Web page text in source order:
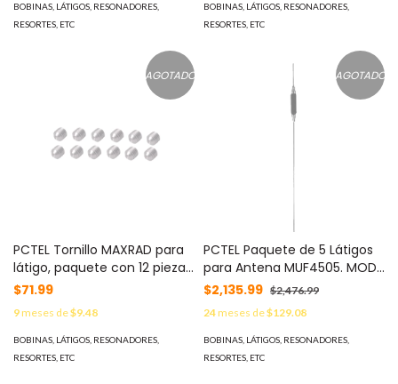
BOBINAS, LÁTIGOS, RESONADORES,
RESORTES, ETC
BOBINAS, LÁTIGOS, RESONADORES,
RESORTES, ETC
AGOTADO
PCTEL Tornillo MAXRAD para
látigo, paquete con 12 piezas
MOD: MO32
$71.99
9meses de$9.48
BOBINAS, LÁTIGOS, RESONADORES,
RESORTES, ETC
AGOTADO
PCTEL Paquete de 5 Látigos
para Antena MUF4505. MOD:
MUB450//5PCK
$2,135.99 $2,476.99
24meses de$129.08
BOBINAS, LÁTIGOS, RESONADORES,
RESORTES, ETC